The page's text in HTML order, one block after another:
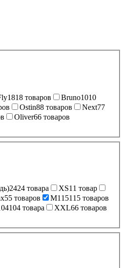
1818 товаров Bruno1010
Ostin88 товаров Next77
Oliver66 товаров
2424 товара XS1 1 товар
55 товаров M115115 товаров
104 товара XXL66 товаров